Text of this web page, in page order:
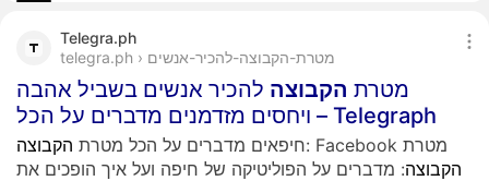
Telegra.ph
telegra.ph › מטרת-הקבוצה-להכיר-אנשים
מטרת הקבוצה להכיר אנשים בשביל אהבה
ויחסים מזדמנים מדברים על הכל – Telegraph
חיפאים מדברים על הכל מטרת הקבוצה
: Facebook מטרת
הקבוצה: מדברים על הפוליטיקה של חיפה ועל איך הופכים את